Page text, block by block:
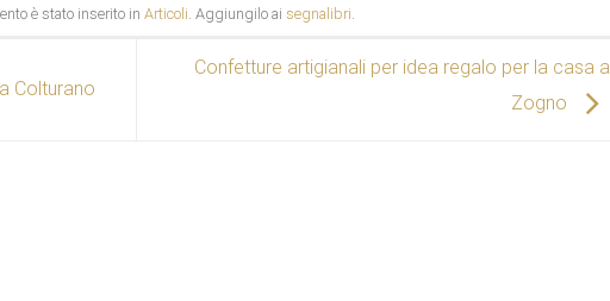
è stato inserito in Articoli. Aggiungilo ai segnalibri.
Colturano
Confetture artigianali per idea regalo per la casa a
Zogno